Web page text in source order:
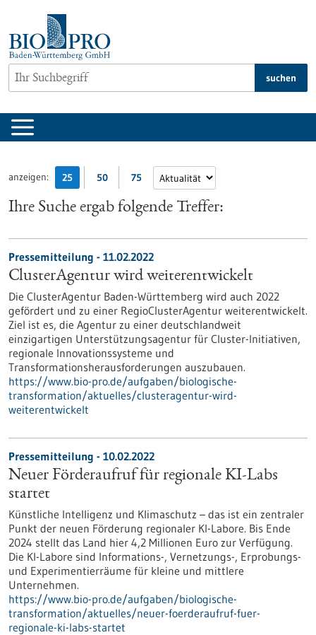
springen
suchen
anzeigen: 25 50 75
Ihre Suche ergab folgende Treffer:
Pressemitteilung - 11.02.2022
ClusterAgentur wird weiterentwickelt
Die ClusterAgentur Baden-Württemberg wird auch 2022
gefördert und zu einer RegioClusterAgentur weiterentwickelt.
Ziel ist es, die Agentur zu einer deutschlandweit
einzigartigen Unterstützungsagentur für Cluster-Initiativen,
regionale Innovationssysteme und
Transformationsherausforderungen auszubauen.
https://www.bio-pro.de/aufgaben/biologische-
transformation/aktuelles/clusteragentur-wird-
weiterentwickelt
Pressemitteilung - 10.02.2022
Neuer Förderaufruf für regionale KI-Labs
startet
Künstliche Intelligenz und Klimaschutz – das ist ein zentraler
Punkt der neuen Förderung regionaler KI-Labore. Bis Ende
2024 stellt das Land hier 4,2 Millionen Euro zur Verfügung.
Die KI-Labore sind Informations-, Vernetzungs-, Erprobungs-
und Experimentierräume für kleine und mittlere
Unternehmen.
https://www.bio-pro.de/aufgaben/biologische-
transformation/aktuelles/neuer-foerderaufruf-fuer-
regionale-ki-labs-startet